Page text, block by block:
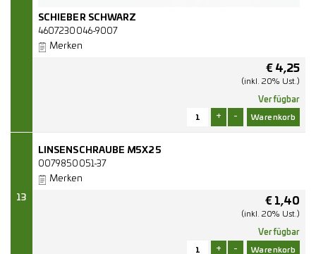
SCHIEBER SCHWARZ
4607230046-9007
Merken
€ 4,25
(inkl. 20% Ust.)
Verfügbar
+ -
13
LINSENSCHRAUBE M5X25
0079850051-37
Merken
€ 1,40
(inkl. 20% Ust.)
Verfügbar
+ -